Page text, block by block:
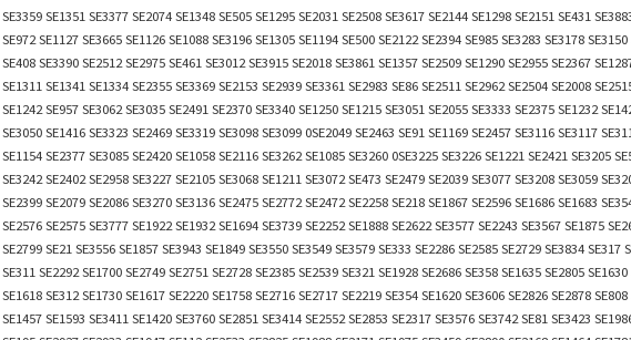
SE3359 SE1351 SE3377 SE2074 SE1348 SE505 SE1295 SE2031 SE2508 SE3617 SE2144 SE1298 SE2151 SE431
SE972 SE1127 SE3665 SE1126 SE1088 SE3196 SE1305 SE1194 SE500 SE2122 SE2394 SE985 SE3283 SE3178
SE408 SE3390 SE2512 SE2975 SE461 SE3012 SE3915 SE2018 SE3861 SE1357 SE2509 SE1290 SE2955 SE2367
SE1311 SE1341 SE1334 SE2355 SE3369 SE2153 SE2939 SE3361 SE2983 SE86 SE2511 SE2962 SE2504 SE2008
SE1242 SE957 SE3062 SE3035 SE2491 SE2370 SE3340 SE1250 SE1215 SE3051 SE2055 SE3333 SE2375 SE1232
SE3050 SE1416 SE3323 SE2469 SE3319 SE3098 SE3099 0SE2049 SE2463 SE91 SE1169 SE2457 SE3116 SE3117
SE1154 SE2377 SE3085 SE2420 SE1058 SE2116 SE3262 SE1085 SE3260 0SE3225 SE3226 SE1221 SE2421 SE3205
SE3242 SE2402 SE2958 SE3227 SE2105 SE3068 SE1211 SE3072 SE473 SE2479 SE2039 SE3077 SE3208 SE3059
SE2399 SE2079 SE2086 SE3270 SE3136 SE2475 SE2772 SE2472 SE2258 SE218 SE1867 SE2596 SE1686 SE1683
SE2576 SE2575 SE3777 SE1922 SE1932 SE1694 SE3739 SE2252 SE1888 SE2622 SE3577 SE2243 SE3567 SE1875
SE2799 SE21 SE3556 SE1857 SE3943 SE1849 SE3550 SE3549 SE3579 SE333 SE2286 SE2585 SE2729 SE3834 SE317
SE311 SE2292 SE1700 SE2749 SE2751 SE2728 SE2385 SE2539 SE321 SE1928 SE2686 SE358 SE1635 SE2805
SE1618 SE312 SE1730 SE1617 SE2220 SE1758 SE2716 SE2717 SE2219 SE354 SE1620 SE3606 SE2826 SE2878
SE1457 SE1593 SE3411 SE1420 SE3760 SE2851 SE3414 SE2552 SE2853 SE2317 SE3576 SE3742 SE81 SE3423